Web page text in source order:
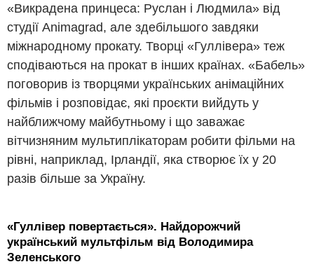
«Викрадена принцеса: Руслан і Людмила» від
студії Animagrad, але здебільшого завдяки
міжнародному прокату. Творці «Гуллівера» теж
сподіваються на прокат в інших країнах. «Бабель»
поговорив із творцями українських анімаційних
фільмів і розповідає, які проєкти вийдуть у
найближчому майбутньому і що заважає
вітчизняним мультиплікаторам робити фільми на
рівні, наприклад, Ірландії, яка створює їх у 20
разів більше за Україну.
«Гуллівер повертається». Найдорожчий
український мультфільм від Володимира
Зеленського